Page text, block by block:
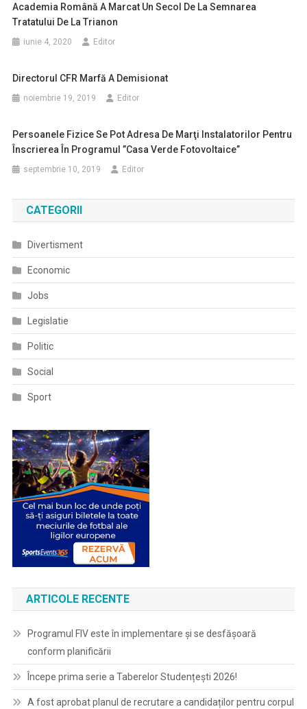
Academia Română A Marcat Un Secol De La Semnarea
Tratatului De La Trianon
iunie 4, 2020 Editor
Directorul CFR Marfă A Demisionat
noiembrie 19, 2019 Editor
Persoanele Fizice Se Pot Adresa De Marţi Instalatorilor Pentru
Înscrierea În Programul ”Casa Verde Fotovoltaice”
septembrie 10, 2019 Editor
CATEGORII
Divertisment
Economic
Jobs
Legislatie
Politic
Social
Sport
ARTICOLE RECENTE
Programul FIV este în implementare și se desfășoară
conform planificării
Începe prima serie a Taberelor Studențești 2026!
A fost aprobat planul de recrutare a candidaților pentru corpul